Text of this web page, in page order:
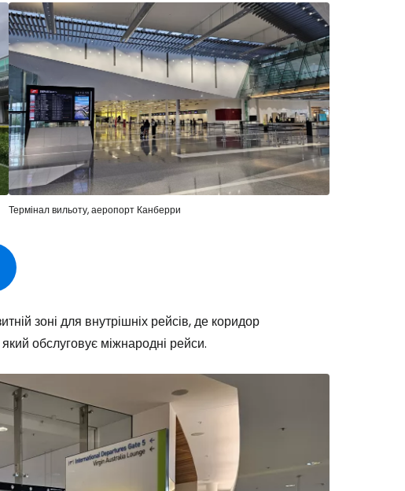
Термінал вильоту, аеропорт Канберри
зоні для внутрішніх рейсів, де коридор
обслуговує міжнародні рейси.